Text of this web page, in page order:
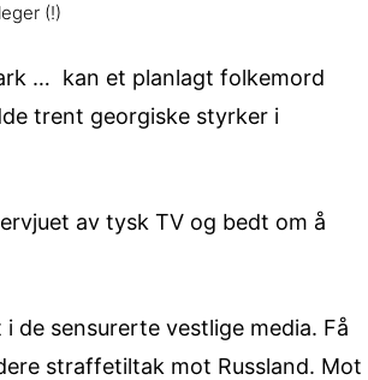
(!)
… kan et planlagt folkemord
trent georgiske styrker i
av tysk TV og bedt om å
sensurerte vestlige media. Få
straffetiltak mot Russland. Mot